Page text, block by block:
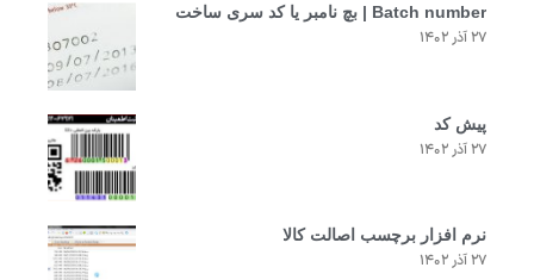
Batch number | بچ نامبر یا کد سری ساخت
۲۷ آذر ۱۴۰۲
پیش کد
۲۷ آذر ۱۴۰۲
نرم افزار برچسب اصالت کالا
۲۷ آذر ۱۴۰۲